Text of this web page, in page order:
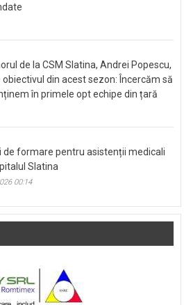
de la CSM Slatina, Andrei Popescu,
obiectivul din acest sezon: Încercăm să
în primele opt echipe din țară
de formare pentru asistenții medicali
Slatina
00:14